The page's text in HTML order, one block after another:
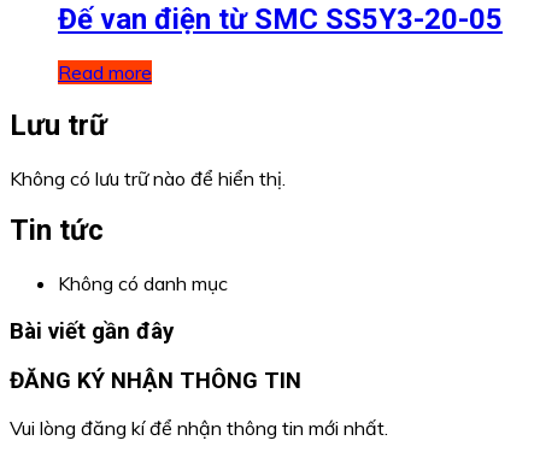
Đế van điện từ SMC SS5Y3-20-05
Read more
Lưu trữ
Không có lưu trữ nào để hiển thị.
Tin tức
Không có danh mục
Bài viết gần đây
ĐĂNG KÝ NHẬN THÔNG TIN
Vui lòng đăng kí để nhận thông tin mới nhất.